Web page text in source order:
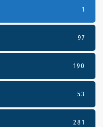
1
97
190
53
281